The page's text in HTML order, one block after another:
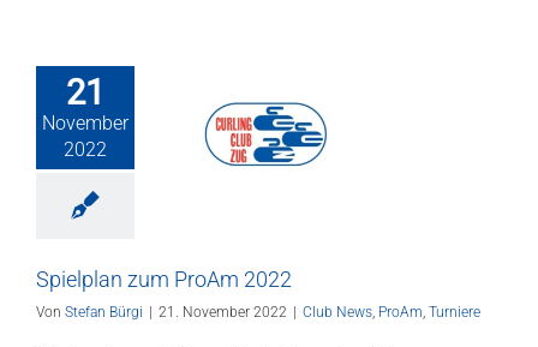
21
November
2022
zum ProAm
Turniere
Spielplan zum ProAm 2022
Von Stefan Bürgi 21. November 2022 Club News, ProAm, Turniere